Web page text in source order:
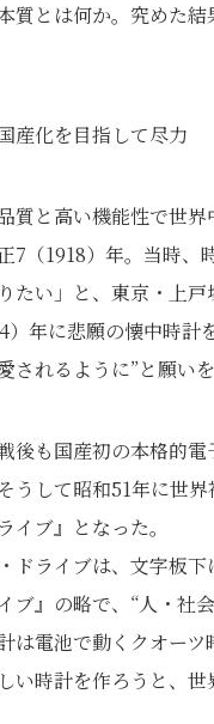
質とは何か。究めた
産化を目指して尽力
質と高い機能性で世
7（1918）年。当時、
たい」と、東京・上
）年に悲願の懐中時計
されるように”と願い
後も国産初の本格的
うして昭和51年に世
イブ』となった。
・ドライブは、文字板
ブ』の略で、“人・社
は電池で動くクオー
い時計を作ろうと、